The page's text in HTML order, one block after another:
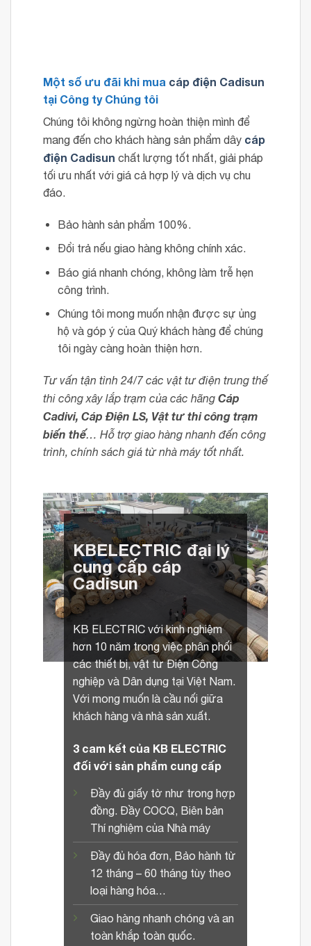
Một số ưu đãi khi mua cáp điện Cadisun
tại Công ty Chúng tôi
Chúng tôi không ngừng hoàn thiện mình để
mang đến cho khách hàng sản phẩm dây cáp
điện Cadisun chất lượng tốt nhất, giải pháp
tối ưu nhất với giá cả hợp lý và dịch vụ chu
đáo.
Bảo hành sản phẩm 100%.
Đổi trả nếu giao hàng không chính xác.
Báo giá nhanh chóng, không làm trễ hẹn
công trình.
Chúng tôi mong muốn nhận được sự ủng
hộ và góp ý của Quý khách hàng để chúng
tôi ngày càng hoàn thiện hơn.
Tư vấn tận tình 24/7 các vật tư điện trung thế
thi công xây lắp trạm của các hãng Cáp
Cadivi, Cáp Điện LS, Vật tư thi công trạm
biến thế… Hỗ trợ giao hàng nhanh đến công
trình, chính sách giá từ nhà máy tốt nhất.
KBELECTRIC đại lý
cung cấp cáp
Cadisun
KB ELECTRIC với kinh nghiệm
hơn 10 năm trong việc phân phối
các thiết bị, vật tư Điện Công
nghiệp và Dân dụng tại Việt Nam.
Với mong muốn là cầu nối giữa
khách hàng và nhà sản xuất.
3 cam kết của KB ELECTRIC
đối với sản phẩm cung cấp
Đầy đủ giấy tờ như trong hợp
đồng. Đầy COCQ, Biên bản
Thí nghiệm của Nhà máy
Đầy đủ hóa đơn, Bảo hành từ
12 tháng – 60 tháng tùy theo
loại hàng hóa…
Giao hàng nhanh chóng và an
toàn khắp toàn quốc.